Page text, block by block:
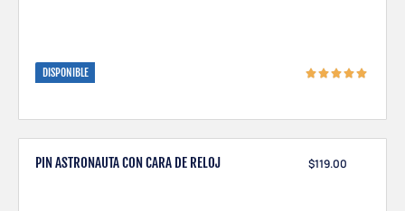
DISPONIBLE
PIN ASTRONAUTA CON CARA DE RELOJ $119.00